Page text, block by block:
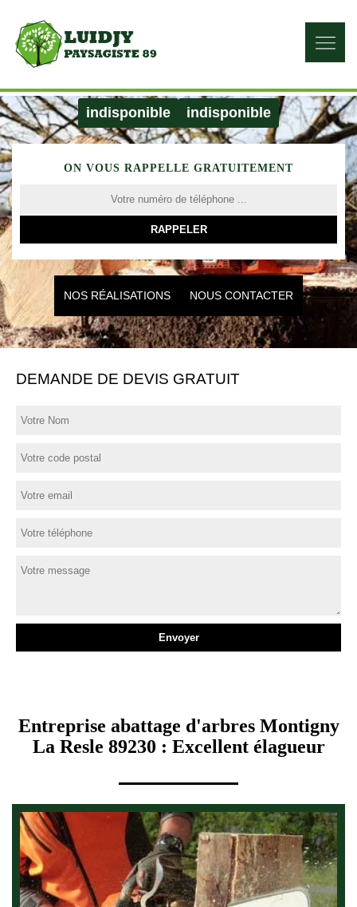
indisponible indisponible
ON VOUS RAPPELLE GRATUITEMENT
NOS RÉALISATIONS NOUS CONTACTER
DEMANDE DE DEVIS GRATUIT
Entreprise abattage d'arbres Montigny
La Resle 89230 : Excellent élagueur